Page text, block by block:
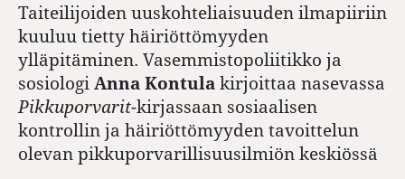
Taiteilijoiden uuskohteliaisuuden ilmapiiriin
kuuluu tietty häiriöttömyyden
ylläpitäminen. Vasemmistopoliitikko ja
sosiologi Anna Kontula kirjoittaa nasevassa
Pikkuporvarit-kirjassaan sosiaalisen
kontrollin ja häiriöttömyyden tavoittelun
olevan pikkuporvarillisuusilmiön keskiössä